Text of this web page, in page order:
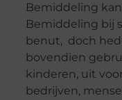
Bemiddeling
Bemiddeling bij
benut, doch
bovendien
kinderen, uit
bedrijven,